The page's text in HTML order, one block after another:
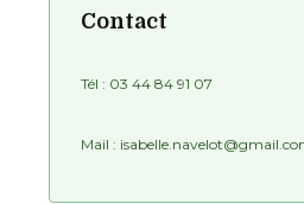
Contact
Tél : 03 44 84 91 07
Mail :